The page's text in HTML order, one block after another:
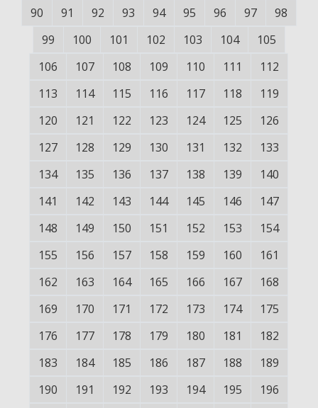
90
91 92 93 94 95 96 97
98
99
100 101 102 103 104
105
106
107 108 109 110 111
112
113
114 115 116 117 118
119
120
121 122 123 124 125
126
127
128 129 130 131 132
133
134
135 136 137 138 139
140
141
142 143 144 145 146
147
148
149 150 151 152 153
154
155
156 157 158 159 160
161
162
163 164 165 166 167
168
169
170 171 172 173 174
175
176
177 178 179 180 181
182
183
184 185 186 187 188
189
190
191 192 193 194 195
196